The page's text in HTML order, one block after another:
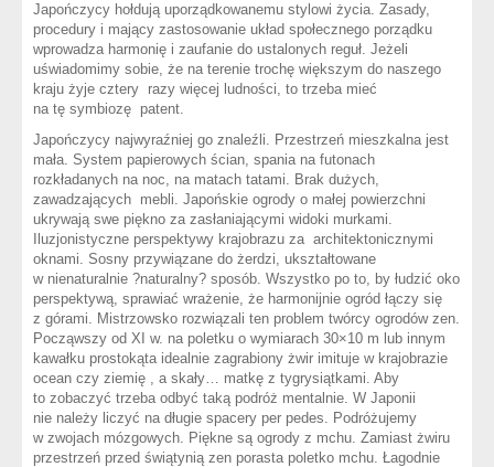
Japończycy hołdują uporządkowanemu stylowi życia. Zasady,
procedury i mający zastosowanie układ społecznego porządku
wprowadza harmonię i zaufanie do ustalonych reguł. Jeżeli
uświadomimy sobie, że na terenie trochę większym do naszego
kraju żyje cztery razy więcej ludności, to trzeba mieć
na tę symbiozę patent.
Japończycy najwyraźniej go znaleźli. Przestrzeń mieszkalna jest
mała. System papierowych ścian, spania na futonach
rozkładanych na noc, na matach tatami. Brak dużych,
zawadzających mebli. Japońskie ogrody o małej powierzchni
ukrywają swe piękno za zasłaniającymi widoki murkami.
Iluzjonistyczne perspektywy krajobrazu za architektonicznymi
oknami. Sosny przywiązane do żerdzi, ukształtowane
w nienaturalnie ?naturalny? sposób. Wszystko po to, by łudzić oko
perspektywą, sprawiać wrażenie, że harmonijnie ogród łączy się
z górami. Mistrzowsko rozwiązali ten problem twórcy ogrodów zen.
Począwszy od XI w. na poletku o wymiarach 30×10 m lub innym
kawałku prostokąta idealnie zagrabiony żwir imituje w krajobrazie
ocean czy ziemię , a skały… matkę z tygrysiątkami. Aby
to zobaczyć trzeba odbyć taką podróż mentalnie. W Japonii
nie należy liczyć na długie spacery per pedes. Podróżujemy
w zwojach mózgowych. Piękne są ogrody z mchu. Zamiast żwiru
przestrzeń przed świątynią zen porasta poletko mchu. Łagodnie